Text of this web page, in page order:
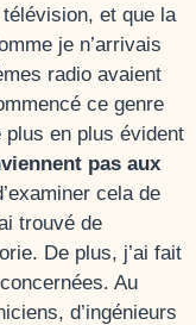
et que la
je n’arrivais
radio avaient
ce genre
en plus évident
pas aux
cela de
trouvé de
De plus, j’ai fait
Au
d’ingénieurs